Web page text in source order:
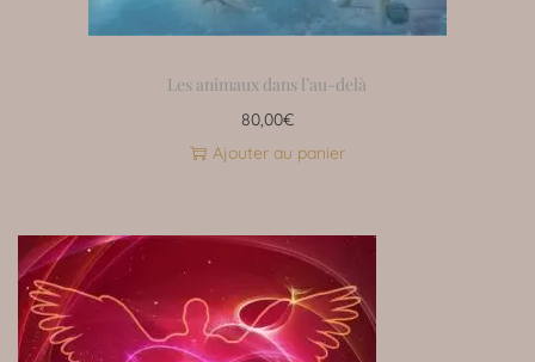
Les animaux dans l’au-delà
80,00€
Ajouter au panier